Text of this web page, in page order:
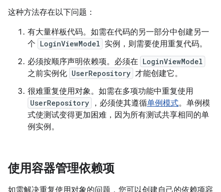
这种方法存在以下问题：
有大量样板代码。如需在代码的另一部分中创建另一
个 LoginViewModel 实例，则需要使用重复代码。
必须按顺序声明依赖项。必须在 LoginViewModel
之前实例化 UserRepository 才能创建它。
很难重复使用对象。如需在多项功能中重复使用
UserRepository ，必须使其遵循单例模式。单例模
式使测试变得更加困难，因为所有测试共享相同的单
例实例。
使用容器管理依赖项